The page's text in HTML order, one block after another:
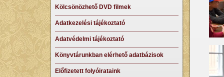
Kölcsönözhető DVD filmek
Adatkezelési tájékoztató
Adatvédelmi tájékoztató
Könyvtárunkban elérhető adatbázisok
Előfizetett folyóirataink